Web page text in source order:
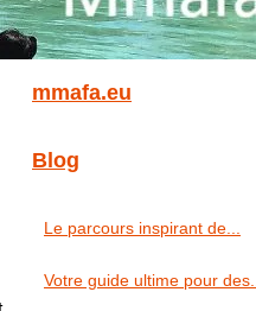
mmafa.eu
Blog
Le parcours inspirant de...
Votre guide ultime pour des...